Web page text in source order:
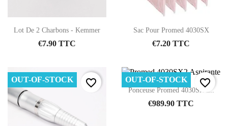
Lot De 2 Charbons - Kemmer
€7.90 TTC
Sac Pour Promed 4030SX
€7.20 TTC
OUT-OF-STOCK favorite_border
Ponceuse Promed 4030SX2...
€989.90 TTC
OUT-OF-STOCK favorite_border